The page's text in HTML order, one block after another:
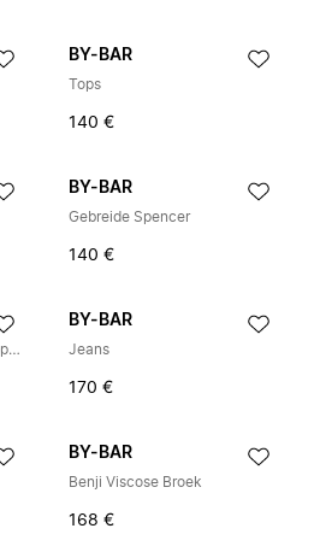
BY-BAR
Tops
140 €
BY-BAR
Gebreide Spencer
140 €
V-hals Knitted Vest met Knopen
BY-BAR
Jeans
170 €
BY-BAR
Benji Viscose Broek
168 €